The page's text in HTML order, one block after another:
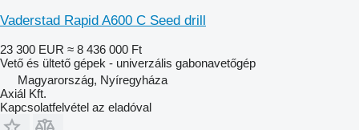
Vaderstad Rapid A600 C Seed drill
23 300 EUR ≈ 8 436 000 Ft
Vető és ültető gépek - univerzális gabonavetőgép
Magyarország, Nyíregyháza
Axiál Kft.
Kapcsolatfelvétel az eladóval